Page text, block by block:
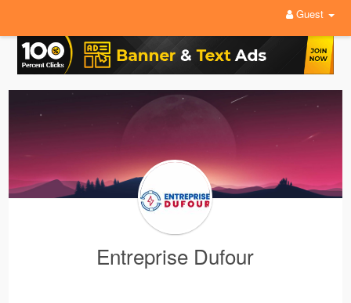
Guest
Entreprise Dufour